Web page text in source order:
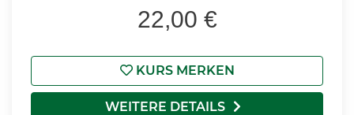
22,00 €
KURS MERKEN
WEITERE DETAILS